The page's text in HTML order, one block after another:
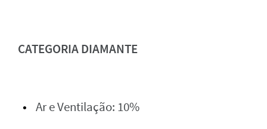
CATEGORIA DIAMANTE
Ar e Ventilação: 10%